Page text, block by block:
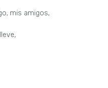
mis amigos,